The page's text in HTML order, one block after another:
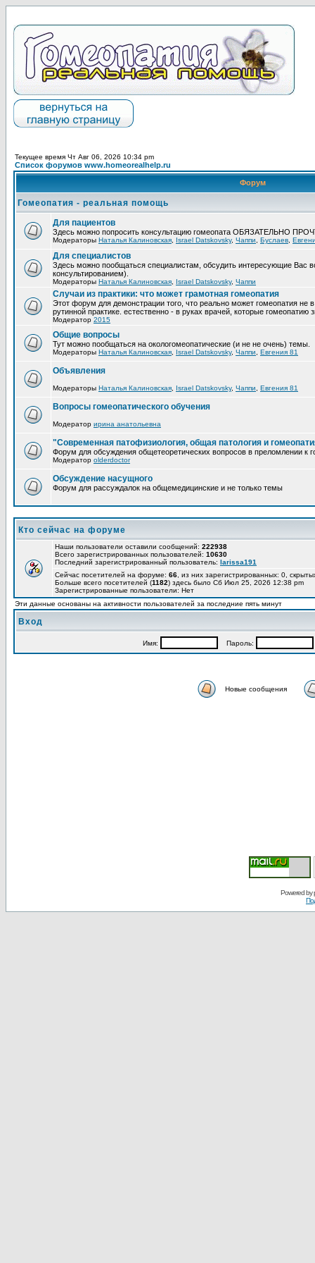
Текущее время Чт Авг 06, 2026 10:34 pm
Список форумов www.homeorealhelp.ru
Форум
Гомеопатия - реальная помощь
Для пациентов
Здесь можно попросить консультацию гомеопата ОБЯЗАТЕЛЬНО
Модераторы Наталья Калиновская Israel Datskovsky, Чаппи Буслаев
Для специалистов
Здесь можно пообщаться специалистам, обсудить интересующие Вас
консультированием).
Модераторы Наталья Калиновская Israel Datskovsky, Чаппи
Случаи из практики: что может грамотная гомеопатия
Этот форум для демонстрации того, что реально может гомеопатия не
рутинной практике. естественно - в руках врачей, которые гомеопатию
Модератор 2015
Общие вопросы
Тут можно пообщаться на окологомеопатические (и не не очень) темы.
Модераторы Наталья Калиновская Israel Datskovsky, Чаппи Евгения 81
Объявления
Модераторы Наталья Калиновская Israel Datskovsky, Чаппи Евгения 81
Вопросы гомеопатического обучения
Модератор ирина анатольевна
"Современная патофизиология, общая патология и
Форум для обсуждения общетеоретических вопросов в преломлении к
Модератор olderdoctor
Обсуждение насущного
Форум для рассуждалок на общемедицинские и не только темы
Кто сейчас на форуме
Наши пользователи оставили сообщений: 222938
Всего зарегистрированных пользователей: 10630
Последний зарегистрированный пользователь: larissa191
Сейчас посетителей на форуме: 66 , из них зарегистрированных: 0,
Больше всего посетителей (1182) здесь было Сб Июл 25, 2026 12:38 pm
Зарегистрированные пользователи: Нет
Эти данные основаны на активности пользователей за последние пять минут
Вход
Имя: Пароль:
Новые сообщения
Powered by